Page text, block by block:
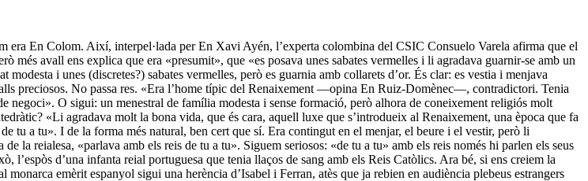
era En Colom. Així, interpel·lada per En Xavi Ayén, l’experta colombina del CSIC Consuelo Varela afirma que el
més avall ens explica que era «presumit», que «es posava unes sabates vermelles i li agradava guarnir-se amb un
i unes (discretes?) sabates vermelles, però es guarnia amb collarets d’or. És clar: es vestia i menjava
preciosos. No passa res. «Era l’home típic del Renaixement —opina En Ruiz-Domènec—, contradictori. Tenia
O sigui: un menestral de família modesta i sense formació, però alhora de coneixement religiós molt
«Li agradava molt la bona vida, que és cara, aquell luxe que s’introdueix al Renaixement, una època que fa
tu a tu». I de la forma més natural, ben cert que sí. Era contingut en el menjar, el beure i el vestir, però li
la reialesa, «parlava amb els reis de tu a tu». Siguem seriosos: «de tu a tu» amb els reis només hi parlen els seus
l’espòs d’una infanta reial portuguesa que tenia llaços de sang amb els Reis Catòlics. Ara bé, si ens creiem la
monarca emèrit espanyol sigui una herència d’Isabel i Ferran, atès que ja rebien en audiència plebeus estrangers